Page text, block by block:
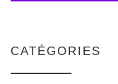
CATÉGORIES